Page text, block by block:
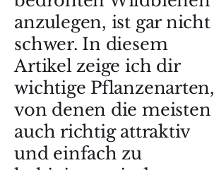
anzulegen, ist gar nicht
schwer. In diesem
Artikel zeige ich dir
wichtige Pflanzenarten,
von denen die meisten
auch richtig attraktiv
und einfach zu